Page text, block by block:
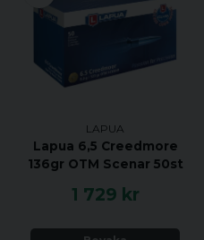
LAPUA
Lapua 6,5 Creedmore
136gr OTM Scenar 50st
1 729 kr